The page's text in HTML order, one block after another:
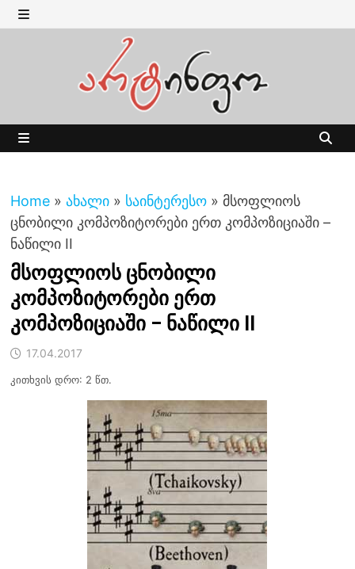
Skip
to MENU
Home » ახალი » საინტერესო » მსოფლიოს
ცნობილი კომპოზიტორები ერთ კომპოზიციაში –
ნაწილი II
მსოფლიოს ცნობილი
კომპოზიტორები ერთ
კომპოზიციაში – ნაწილი II
17.04.2017
კითხვის დრო: 2 წთ.